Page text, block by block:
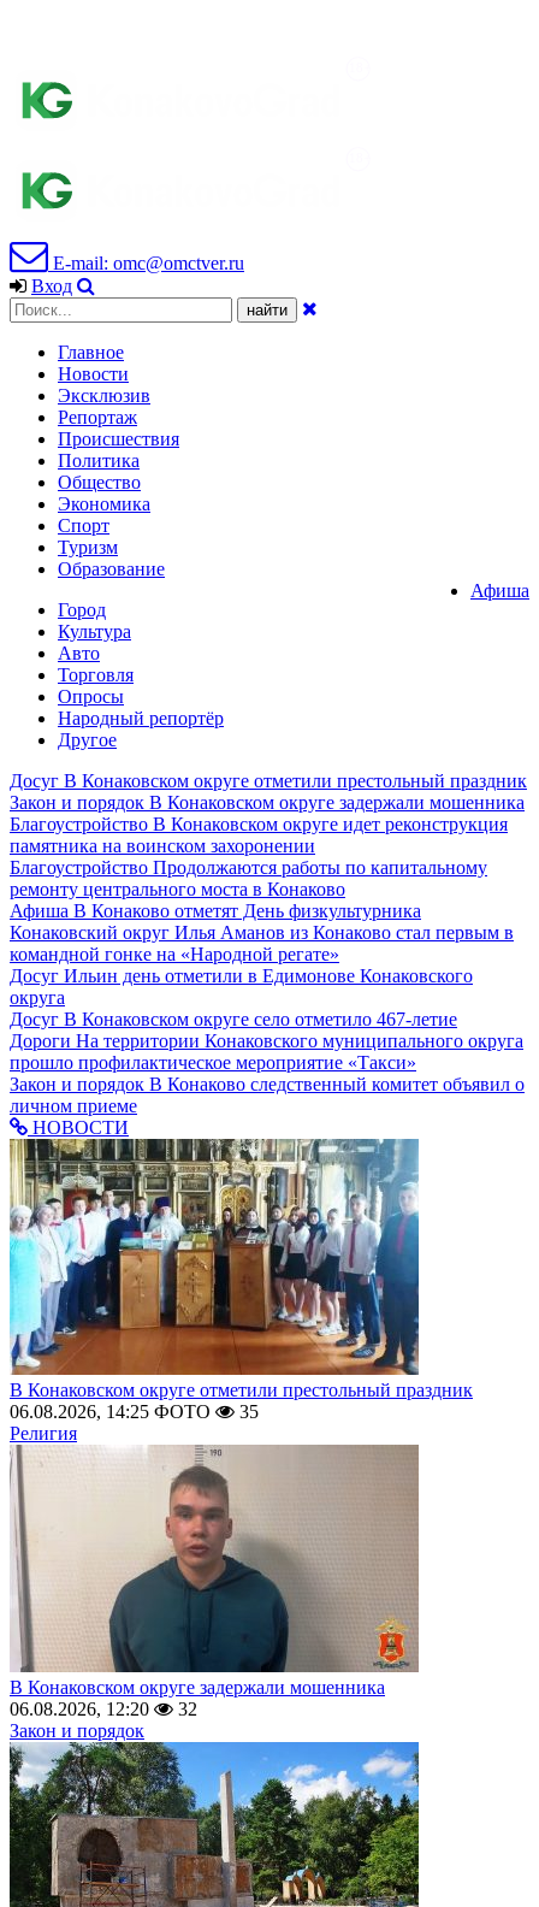
E-mail: omc@omctver.ru
Вход
Главное
Новости
Эксклюзив
Репортаж
Происшествия
Политика
Общество
Экономика
Спорт
Туризм
Образование
Афиша
Город
Культура
Авто
Торговля
Опросы
Народный репортёр
Другое
Досуг В Конаковском округе отметили престольный праздник
Закон и порядок В Конаковском округе задержали мошенника
Благоустройство В Конаковском округе идет реконструкция
памятника на воинском захоронении
Благоустройство Продолжаются работы по капитальному
ремонту центрального моста в Конаково
Афиша В Конаково отметят День физкультурника
Конаковский округ Илья Аманов из Конаково стал первым в
командной гонке на «Народной регате»
Досуг Ильин день отметили в Едимонове Конаковского
округа
Досуг В Конаковском округе село отметило 467-летие
Дороги На территории Конаковского муниципального округа
прошло профилактическое мероприятие «Такси»
Закон и порядок В Конаково следственный комитет объявил о
личном приеме
НОВОСТИ
В Конаковском округе отметили престольный праздник
06.08.2026, 14:25 ФОТО
35
Религия
В Конаковском округе задержали мошенника
06.08.2026, 12:20
32
Закон и порядок